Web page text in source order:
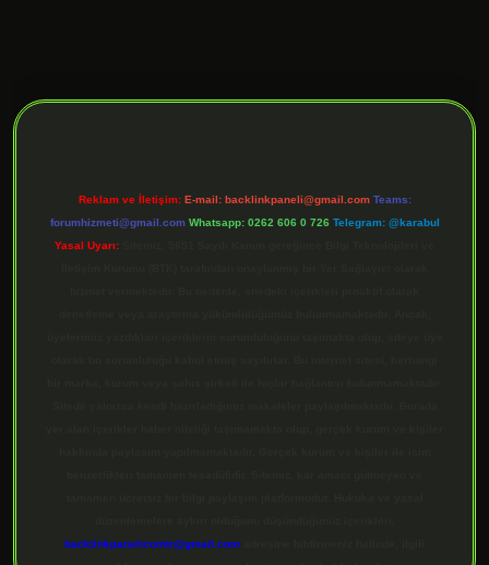
Reklam ve İletişim: E-mail: backlinkpaneli@gmail.com Teams:
forumhizmeti@gmail.com Whatsapp: 0262 606 0 726 Telegram: @karabul
Yasal Uyarı:
backlinkpanelicomtr@gmail.com